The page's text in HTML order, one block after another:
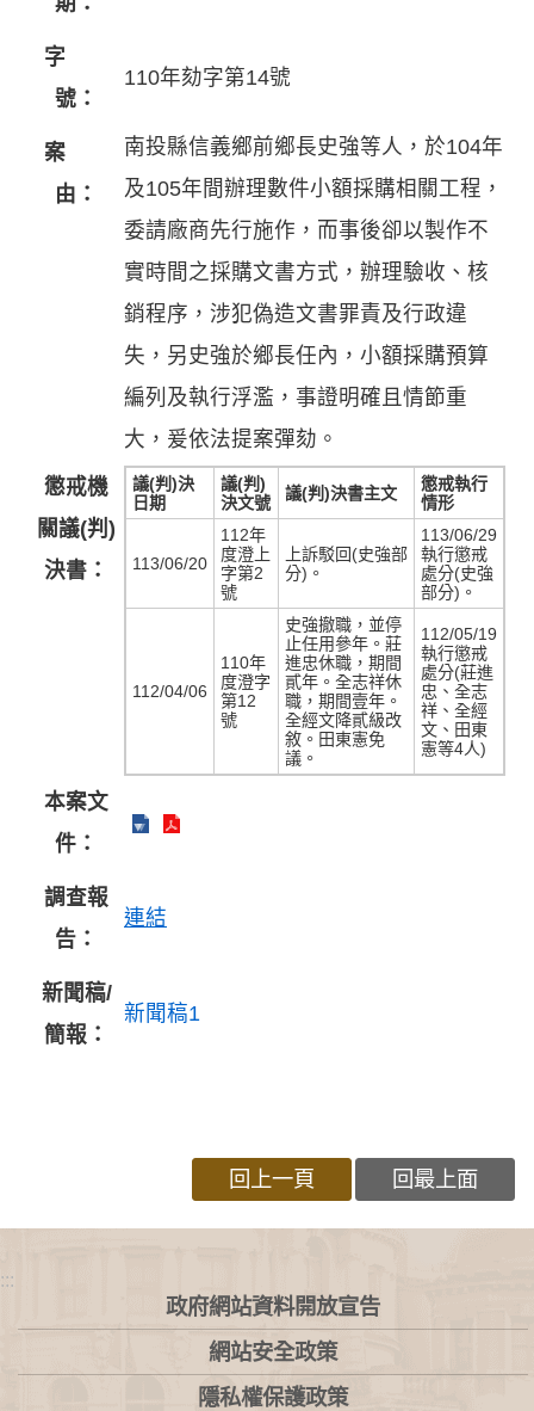
字
號：
110年劾字第14號
案
由：
南投縣信義鄉前鄉長史強等人，於104年
及105年間辦理數件小額採購相關工程，
委請廠商先行施作，而事後卻以製作不
實時間之採購文書方式，辦理驗收、核
銷程序，涉犯偽造文書罪責及行政違
失，另史強於鄉長任內，小額採購預算
編列及執行浮濫，事證明確且情節重
大，爰依法提案彈劾。
懲戒機
關議(判)
決書：
議(判)決
日期
議(判)
決文號
議(判)決書主文
懲戒執行
情形
113/06/20
112年
度澄上
字第2
號
上訴駁回(史強部
分)。
113/06/29
執行懲戒
處分(史強
部分)。
112/04/06
110年
度澄字
第12
號
史強撤職，並停
止任用參年。莊
進忠休職，期間
貳年。全志祥休
職，期間壹年。
全經文降貳級改
敘。田東憲免
議。
112/05/19
執行懲戒
處分(莊進
忠、全志
祥、全經
文、田東
憲等4人)
本案文
件：
調查報
告：
連結
新聞稿/
簡報：
新聞稿1
回上一頁 回最上面
:::
政府網站資料開放宣告
網站安全政策
隱私權保護政策